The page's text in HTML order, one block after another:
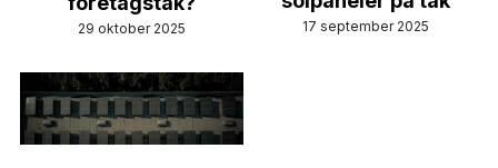
Türkçe
Русский
29 oktober 2025 17 september 2025